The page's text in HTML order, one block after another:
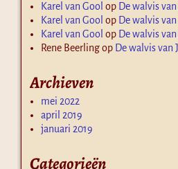
Karel van Gool op De walvis
Karel van Gool op De walvis
Karel van Gool op De walvis
Rene Beerlingop De walvis van
Archieven
mei 2022
april 2019
januari 2019
Categorieën